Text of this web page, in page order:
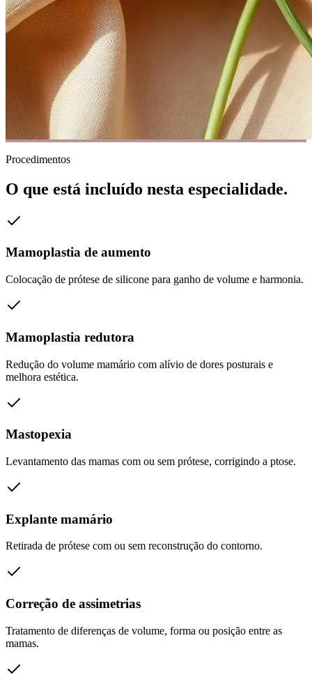
Procedimentos
O que está incluído nesta especialidade.
Mamoplastia de aumento
Colocação de prótese de silicone para ganho de volume e harmonia.
Mamoplastia redutora
Redução do volume mamário com alívio de dores posturais e
melhora estética.
Mastopexia
Levantamento das mamas com ou sem prótese, corrigindo a ptose.
Explante mamário
Retirada de prótese com ou sem reconstrução do contorno.
Correção de assimetrias
Tratamento de diferenças de volume, forma ou posição entre as
mamas.